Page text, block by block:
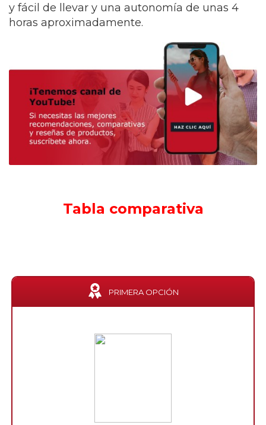
y fácil de llevar y una autonomía de unas 4
horas aproximadamente.
Tabla comparativa
PRIMERA OPCIÓN